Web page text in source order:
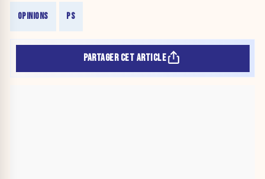
OPINIONS PS
PARTAGER CET ARTICLE